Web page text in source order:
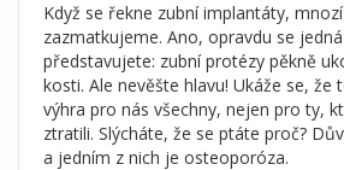
Když se řekne zubní implantáty,
zazmatkujeme. Ano, opravdu se
představujete: zubní protézy pěkně
kosti. Ale nevěšte hlavu! Ukáže se, že
výhra pro nás všechny, nejen pro ty,
ztratili. Slýcháte, že se ptáte proč?
a jedním z nich je osteoporóza.